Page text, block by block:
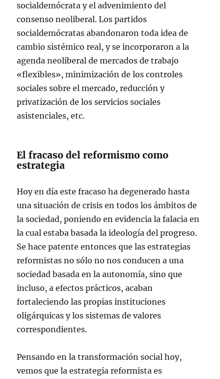
socialdemócrata y el advenimiento del
consenso neoliberal. Los partidos
socialdemócratas abandonaron toda idea de
cambio sistémico real, y se incorporaron a la
agenda neoliberal de mercados de trabajo
«flexibles», minimización de los controles
sociales sobre el mercado, reducción y
privatización de los servicios sociales
asistenciales, etc.
El fracaso del reformismo como
estrategia
Hoy en día este fracaso ha degenerado hasta
una situación de crisis en todos los ámbitos de
la sociedad, poniendo en evidencia la falacia en
la cual estaba basada la ideología del progreso.
Se hace patente entonces que las estrategias
reformistas no sólo no nos conducen a una
sociedad basada en la autonomía, sino que
incluso, a efectos prácticos, acaban
fortaleciendo las propias instituciones
oligárquicas y los sistemas de valores
correspondientes.
Pensando en la transformación social hoy,
vemos que la estrategia reformista es